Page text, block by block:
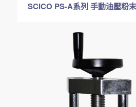
SCICO PS-A系列 手動油壓粉